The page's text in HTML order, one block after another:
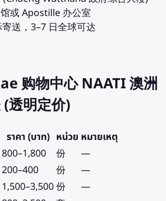
或 Apostille 办公室
送，3–7 日全球可达
购物中心 NAATI 澳洲
透明定价)
ราคา (บาท) หน่วย หมายเหตุ
800–1,800 份
—
200–400 份
—
1,500–3,500份
—